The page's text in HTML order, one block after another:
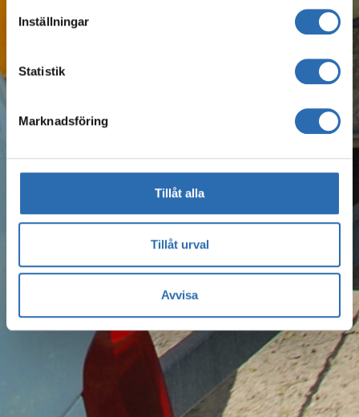
Inställningar
Statistik
Marknadsföring
Tillåt alla
Tillåt urval
Avvisa